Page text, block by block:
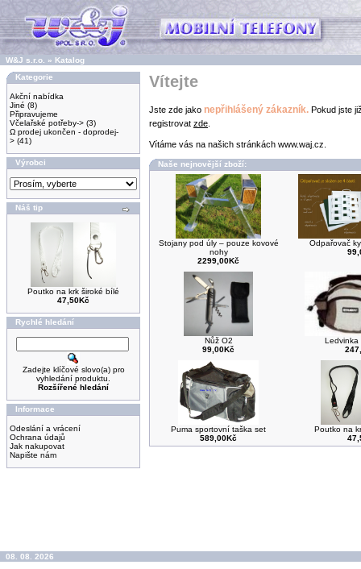
W&J s.r.o. » Katalog
Kategorie
Akční nabídka
Jiné (8)
Připravujeme
Včelařské potřeby-> (3)
Ω prodej ukončen - doprodej-
> (41)
Výrobci
Náš tip
Poutko na krk široké bílé
47,50Kč
Rychlé hledání
Zadejte klíčové slovo(a) pro
vyhledání produktu.
Rozšířené hledání
Informace
Odeslání a vrácení
Ochrana údajů
Jak nakupovat
Napište nám
Vítejte
Jste zde jako nepřihlášený zákazník. Pokud jste
registrovat zde
Vítáme vás na našich stránkách www.waj.cz.
Naše nejnovější zboží:
Stojany pod úly – pouze kovové
nohy
2299,00Kč
Odpařovač
Nůž O2
99,00Kč
Ledvinka
Puma sportovní taška set
589,00Kč
Poutko na
08. 08. 2026